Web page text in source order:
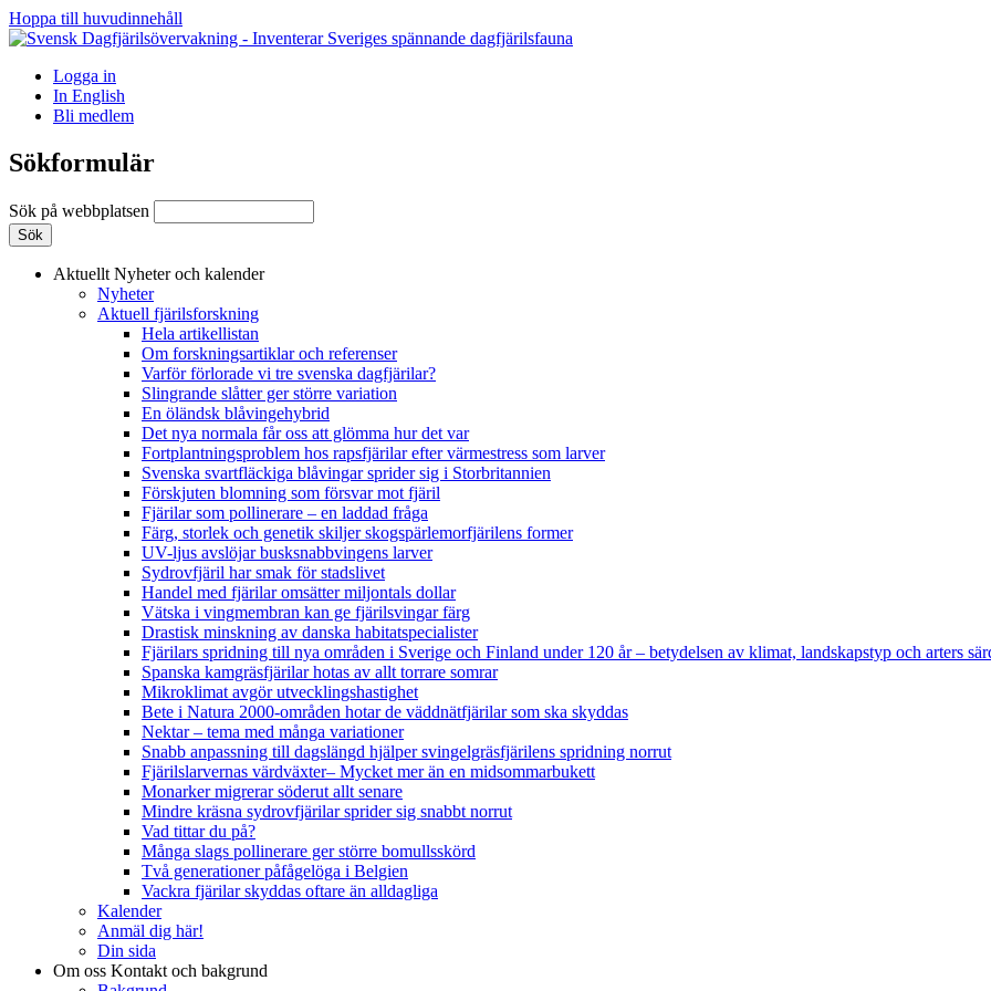
Hoppa till huvudinnehåll
Logga in
In English
Bli medlem
Sökformulär
Sök på webbplatsen
Aktuellt Nyheter och kalender
Nyheter
Aktuell fjärilsforskning
Hela artikellistan
Om forskningsartiklar och referenser
Varför förlorade vi tre svenska dagfjärilar?
Slingrande slåtter ger större variation
En öländsk blåvingehybrid
Det nya normala får oss att glömma hur det var
Fortplantningsproblem hos rapsfjärilar efter värmestress som larver
Svenska svartfläckiga blåvingar sprider sig i Storbritannien
Förskjuten blomning som försvar mot fjäril
Fjärilar som pollinerare – en laddad fråga
Färg, storlek och genetik skiljer skogspärlemorfjärilens former
UV-ljus avslöjar busksnabbvingens larver
Sydrovfjäril har smak för stadslivet
Handel med fjärilar omsätter miljontals dollar
Vätska i vingmembran kan ge fjärilsvingar färg
Drastisk minskning av danska habitatspecialister
Fjärilars spridning till nya områden i Sverige och Finland under 120 år– betydelsen av klimat, landskapstyp och arters
Spanska kamgräsfjärilar hotas av allt torrare somrar
Mikroklimat avgör utvecklingshastighet
Bete i Natura 2000-områden hotar de väddnätfjärilar som ska skyddas
Nektar – tema med många variationer
Snabb anpassning till dagslängd hjälper svingelgräsfjärilens spridning norrut
Fjärilslarvernas värdväxter– Mycket mer än en midsommarbukett
Monarker migrerar söderut allt senare
Mindre kräsna sydrovfjärilar sprider sig snabbt norrut
Vad tittar du på?
Många slags pollinerare ger större bomullsskörd
Två generationer påfågelöga i Belgien
Vackra fjärilar skyddas oftare än alldagliga
Kalender
Anmäl dig här!
Din sida
Om oss Kontakt och bakgrund